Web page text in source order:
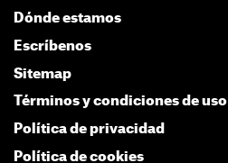
Dónde estamos
Escríbenos
Sitemap
Términos y condiciones de uso
Política de privacidad
Política de cookies